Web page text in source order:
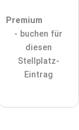
Premium
- buchen für
diesen
Stellplatz-
Eintrag